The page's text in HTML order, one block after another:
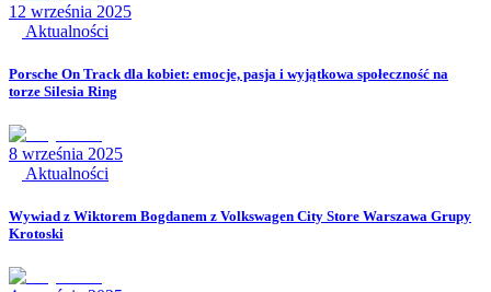
12 września 2025
Aktualności
Porsche On Track dla kobiet: emocje, pasja i wyjątkowa społeczność na
torze Silesia Ring
8 września 2025
Aktualności
Wywiad z Wiktorem Bogdanem z Volkswagen City Store Warszawa Grupy
Krotoski